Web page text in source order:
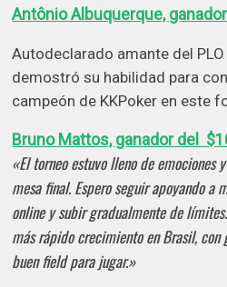
Antônio Albuquerque,
Autodeclarado amante del
demostró su habilidad para
campeón de KKPoker en este
Bruno Mattos, ganador del
«El torneo estuvo lleno de emociones
mesa final. Espero seguir apoyando
online y subir gradualmente de
más rápido crecimiento en Brasil, con
buen field para jugar.»